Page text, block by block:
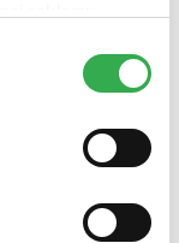
tieto